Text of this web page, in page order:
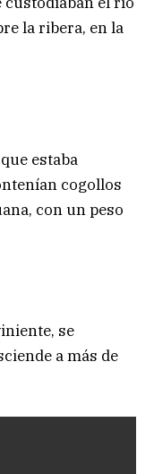
la ribera, en la
estaba
cogollos
con un peso
se
a más de